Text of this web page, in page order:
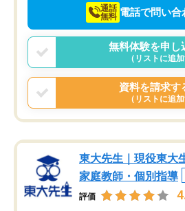
通話
無料 電話で問い合
無料体験を申し
（リストに追加
資料を請求す
（リストに追加
東大先生｜現役東大
家庭教師・個別指導
評価